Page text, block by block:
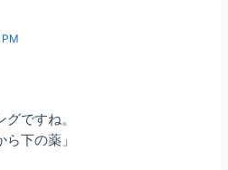
ですね。
下の薬」